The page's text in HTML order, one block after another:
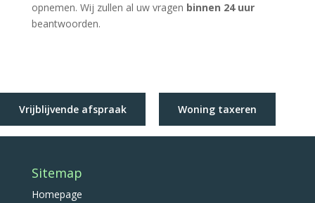
opnemen. Wij zullen al uw vragen binnen 24 uur
beantwoorden.
Vrijblijvende afspraak Woning taxeren
Sitemap
Homepage